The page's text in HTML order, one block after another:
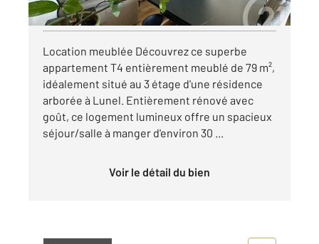
Visiter le site dédié
Location meublée Découvrez ce superbe
appartement T4 entièrement meublé de 79 m²,
idéalement situé au 3 étage d'une résidence
arborée à Lunel. Entièrement rénové avec
goût, ce logement lumineux offre un spacieux
séjour/salle à manger d'environ 30 ...
Voir le détail du bien